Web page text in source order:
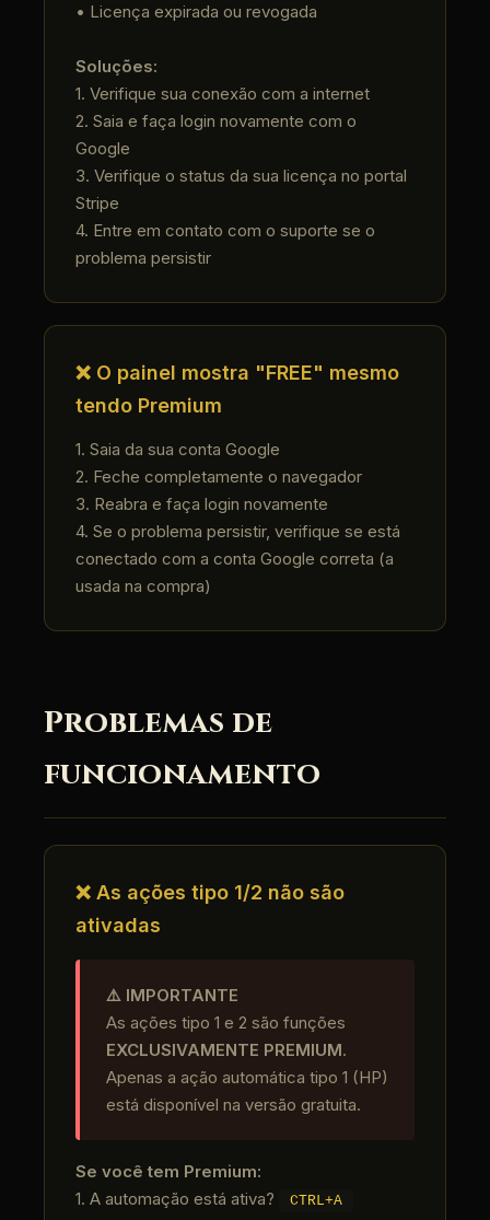
• Licença expirada ou revogada
Soluções:
1. Verifique sua conexão com a internet
2. Saia e faça login novamente com o
Google
3. Verifique o status da sua licença no portal
Stripe
4. Entre em contato com o suporte se o
problema persistir
❌ O painel mostra "FREE" mesmo
tendo Premium
1. Saia da sua conta Google
2. Feche completamente o navegador
3. Reabra e faça login novamente
4. Se o problema persistir, verifique se está
conectado com a conta Google correta (a
usada na compra)
Problemas de
funcionamento
❌ As ações tipo 1/2 não são
ativadas
⚠️ IMPORTANTE
As ações tipo 1 e 2 são funções
EXCLUSIVAMENTE PREMIUM.
Apenas a ação automática tipo 1 (HP)
está disponível na versão gratuita.
Se você tem Premium:
1. A automação está ativa?
CTRL+A